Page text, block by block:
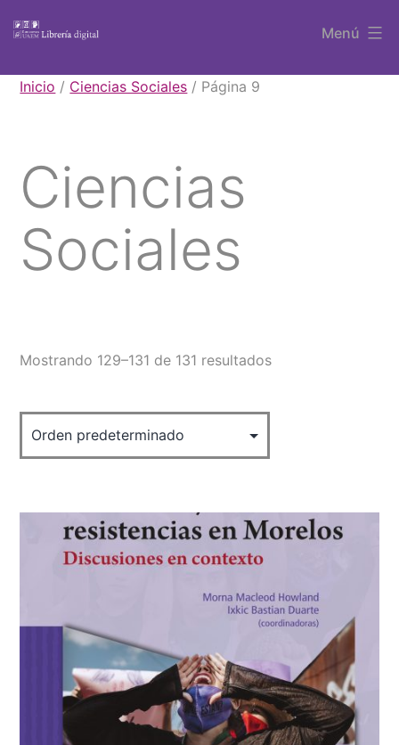
contenido
Libros
Menú
Inicio / Ciencias Sociales / Página 9
Ciencias
Sociales
Mostrando 129–131 de 131 resultados